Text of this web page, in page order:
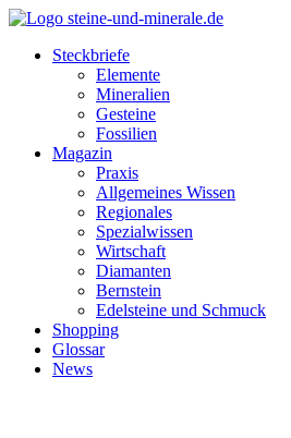
Steckbriefe
Elemente
Mineralien
Gesteine
Fossilien
Magazin
Praxis
Allgemeines Wissen
Regionales
Spezialwissen
Wirtschaft
Diamanten
Bernstein
Edelsteine und Schmuck
Shopping
Glossar
News